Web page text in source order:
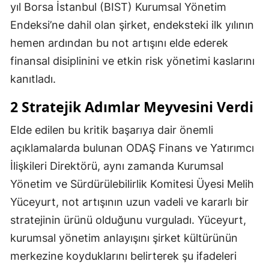
yıl Borsa İstanbul (BIST) Kurumsal Yönetim
Endeksi’ne dahil olan şirket, endeksteki ilk yılının
hemen ardından bu not artışını elde ederek
finansal disiplinini ve etkin risk yönetimi kaslarını
kanıtladı.
2 Stratejik Adımlar Meyvesini Verdi
Elde edilen bu kritik başarıya dair önemli
açıklamalarda bulunan ODAŞ Finans ve Yatırımcı
İlişkileri Direktörü, aynı zamanda Kurumsal
Yönetim ve Sürdürülebilirlik Komitesi Üyesi Melih
Yüceyurt, not artışının uzun vadeli ve kararlı bir
stratejinin ürünü olduğunu vurguladı. Yüceyurt,
kurumsal yönetim anlayışını şirket kültürünün
merkezine koyduklarını belirterek şu ifadeleri